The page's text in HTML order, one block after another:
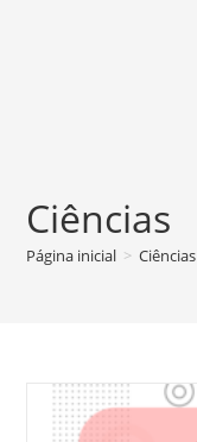
Ciências
Página inicial > Ciências